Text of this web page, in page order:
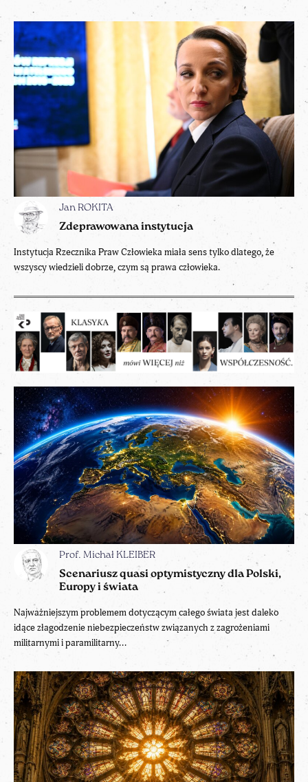
Jan ROKITA
Zdeprawowana instytucja
Instytucja Rzecznika Praw Człowieka miała sens tylko dlatego, że
wszyscy wiedzieli dobrze, czym są prawa człowieka.
Prof. Michał KLEIBER
Scenariusz quasi optymistyczny dla Polski,
Europy i świata
Najważniejszym problemem dotyczącym całego świata jest daleko
idące złagodzenie niebezpieczeństw związanych z zagrożeniami
militarnymi i paramilitarny...